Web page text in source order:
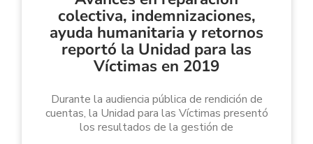
colectiva, indemnizaciones,
ayuda humanitaria y retornos
reportó la Unidad para las
Víctimas en 2019
Durante la audiencia pública de rendición de
cuentas, la Unidad para las Víctimas presentó
los resultados de la gestión de